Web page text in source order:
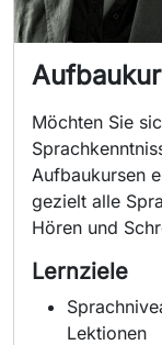
Möchten Sie
Aufbaukursen
gezielt alle
Hören und
Lernziele
Lektionen